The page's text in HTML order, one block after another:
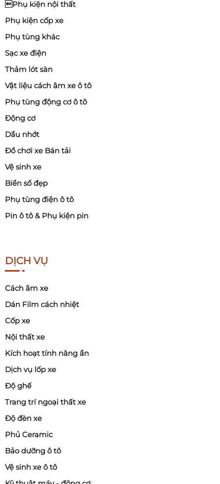
Phụ kiện nội thất
Phụ kiện cốp xe
Phụ tùng khác
Sạc xe điện
Thảm lót sàn
Vật liệu cách âm xe ô tô
Phụ tùng động cơ ô tô
Động cơ
Dầu nhớt
Đồ chơi xe Bán tải
Vệ sinh xe
Biển số đẹp
Phụ tùng điện ô tô
Pin ô tô & Phụ kiện pin
DỊCH VỤ
Cách âm xe
Dán Film cách nhiệt
Cốp xe
Nội thất xe
Kích hoạt tính năng ẩn
Dịch vụ lốp xe
Độ ghế
Trang trí ngoại thất xe
Độ đèn xe
Phủ Ceramic
Bảo dưỡng ô tô
Vệ sinh xe ô tô